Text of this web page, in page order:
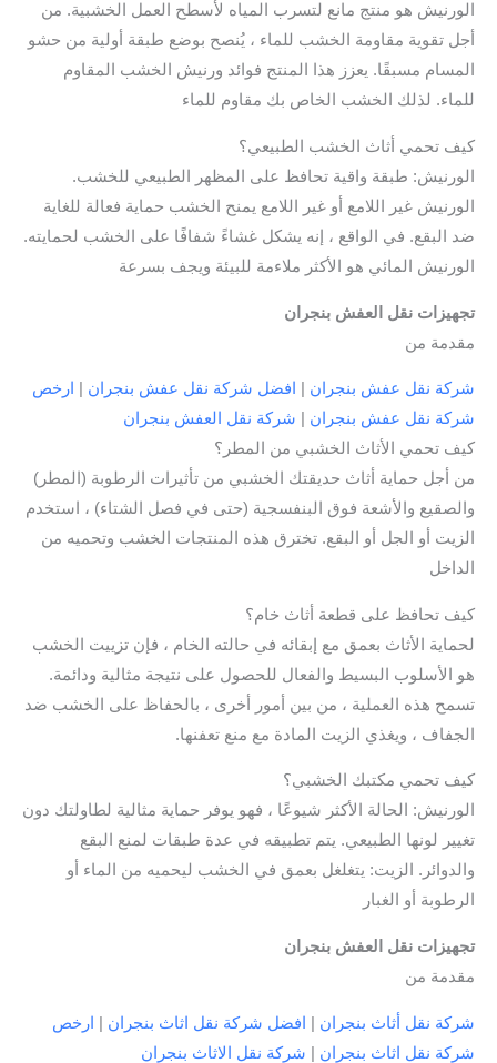
الورنيش هو منتج مانع لتسرب المياه لأسطح العمل الخشبية. من
أجل تقوية مقاومة الخشب للماء ، يُنصح بوضع طبقة أولية من حشو
المسام مسبقًا. يعزز هذا المنتج فوائد ورنيش الخشب المقاوم
للماء. لذلك الخشب الخاص بك مقاوم للماء
كيف تحمي أثاث الخشب الطبيعي؟
الورنيش: طبقة واقية تحافظ على المظهر الطبيعي للخشب.
الورنيش غير اللامع أو غير اللامع يمنح الخشب حماية فعالة للغاية
ضد البقع. في الواقع ، إنه يشكل غشاءً شفافًا على الخشب لحمايته.
الورنيش المائي هو الأكثر ملاءمة للبيئة ويجف بسرعة
تجهيزات نقل العفش بنجران
مقدمة من
شركة نقل عفش بنجران افضل شركة نقل عفش بنجران
ارخص
شركة نقل عفش بنجران
شركة نقل العفش بنجران
كيف تحمي الأثاث الخشبي من المطر؟
من أجل حماية أثاث حديقتك الخشبي من تأثيرات الرطوبة (المطر)
والصقيع والأشعة فوق البنفسجية (حتى في فصل الشتاء) ، استخدم
الزيت أو الجل أو البقع. تخترق هذه المنتجات الخشب وتحميه من
الداخل
كيف تحافظ على قطعة أثاث خام؟
لحماية الأثاث بعمق مع إبقائه في حالته الخام ، فإن تزييت الخشب
هو الأسلوب البسيط والفعال للحصول على نتيجة مثالية ودائمة.
تسمح هذه العملية ، من بين أمور أخرى ، بالحفاظ على الخشب ضد
الجفاف ، ويغذي الزيت المادة مع منع تعفنها.
كيف تحمي مكتبك الخشبي؟
الورنيش: الحالة الأكثر شيوعًا ، فهو يوفر حماية مثالية لطاولتك دون
تغيير لونها الطبيعي. يتم تطبيقه في عدة طبقات لمنع البقع
والدوائر. الزيت: يتغلغل بعمق في الخشب ليحميه من الماء أو
الرطوبة أو الغبار
تجهيزات نقل العفش بنجران
مقدمة من
شركة نقل أثاث بنجران | افضل شركة نقل اثاث بنجران | ارخص
شركة نقل اثاث بنجران | شركة نقل الاثاث بنجران